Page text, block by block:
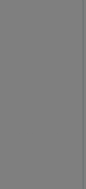
környezetben
alábbi